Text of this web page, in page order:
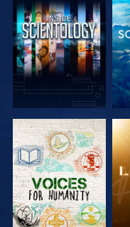
DÉCOUVRIR
LES SÉRIES